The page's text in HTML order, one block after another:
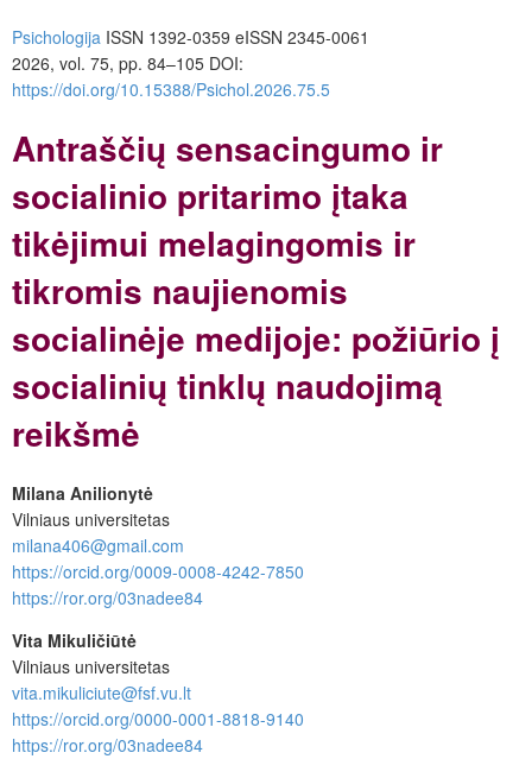
Psichologija ISSN 1392-0359 eISSN 2345-0061
2026, vol. 75, pp. 84–105 DOI:
https://doi.org/10.15388/Psichol.2026.75.5
Antraščių sensacingumo ir
socialinio pritarimo įtaka
tikėjimui melagingomis ir
tikromis naujienomis
socialinėje medijoje: požiūrio į
socialinių tinklų naudojimą
reikšmė
Milana Anilionytė
Vilniaus universitetas
milana406@gmail.com
https://orcid.org/0009-0008-4242-7850
https://ror.org/03nadee84
Vita Mikuličiūtė
Vilniaus universitetas
vita.mikuliciute@fsf.vu.lt
https://orcid.org/0000-0001-8818-9140
https://ror.org/03nadee84